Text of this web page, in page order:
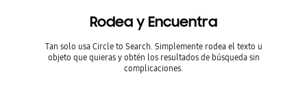
Rodea y Encuentra
Tan solo usa Circle to Search. Simplemente rodea el texto u
objeto que quieras y obtén los resultados de búsqueda sin
complicaciones.